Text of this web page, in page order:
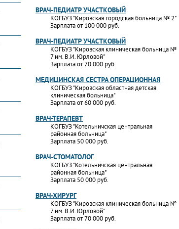
ВРАЧ-ПЕДИАТР УЧАСТКОВЫЙ
КОГБУЗ "Кировская городская больница № 2"
Зарплата от 100 000 руб.
ВРАЧ-ПЕДИАТР УЧАСТКОВЫЙ
КОГБУЗ "Кировская клиническая больница №
7 им. В.И. Юрловой"
Зарплата от 70 000 руб.
МЕДИЦИНСКАЯ СЕСТРА ОПЕРАЦИОННАЯ
КОГБУЗ "Кировская областная детская
клиническая больница"
Зарплата от 60 000 руб.
ВРАЧ-ТЕРАПЕВТ
КОГБУЗ "Котельничская центральная
районная больница"
Зарплата 50 000 руб.
ВРАЧ-СТОМАТОЛОГ
КОГБУЗ "Котельничская центральная
районная больница"
Зарплата 50 000 руб.
ВРАЧ-ХИРУРГ
КОГБУЗ "Кировская клиническая больница №
7 им. В.И. Юрловой"
Зарплата от 70 000 руб.